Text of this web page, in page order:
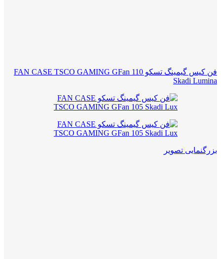
فن کیس گیمینگ تسکو FAN CASE TSCO GAMING GFan 110
Skadi Lumina
بزرگنمایی تصویر